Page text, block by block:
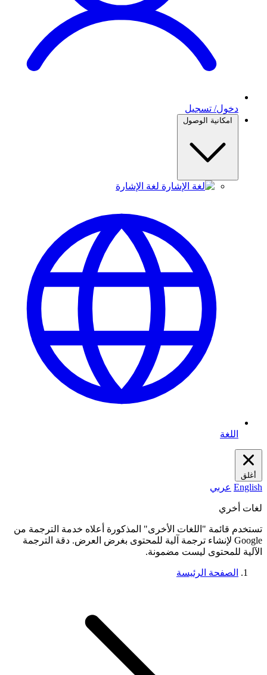
دخول/ تسجيل
امكانية الوصول
لغة الإشارة
اللغة
أغلق
English عربي
لغات أخري
تستخدم قائمة "اللغات الأخرى" المذكورة أعلاه خدمة الترجمة من
Google لإنشاء ترجمة آلية للمحتوى بغرض العرض. دقة الترجمة
الآلية للمحتوى ليست مضمونة.
الصفحة الرئيسة